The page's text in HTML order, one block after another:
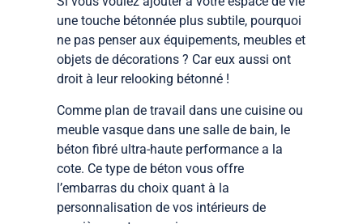
une touche bétonnée plus subtile, pourquoi
ne pas penser aux équipements, meubles et
objets de décorations ? Car eux aussi ont
droit à leur relooking bétonné !
Comme plan de travail dans une cuisine ou
meuble vasque dans une salle de bain, le
béton fibré ultra-haute performance a la
cote. Ce type de béton vous offre
l’embarras du choix quant à la
personnalisation de vos intérieurs de